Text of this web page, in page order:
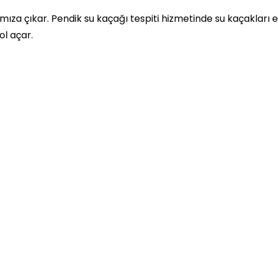
çıkar. Pendik su kaçağı tespiti hizmetinde su
açar.